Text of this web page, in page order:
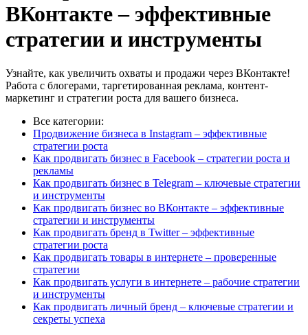
ВКонтакте – эффективные
стратегии и инструменты
Узнайте, как увеличить охваты и продажи через ВКонтакте!
Работа с блогерами, таргетированная реклама, контент-
маркетинг и стратегии роста для вашего бизнеса.
Все категории:
Продвижение бизнеса в Instagram – эффективные
стратегии роста
Как продвигать бизнес в Facebook – стратегии роста и
рекламы
Как продвигать бизнес в Telegram – ключевые стратегии
и инструменты
Как продвигать бизнес во ВКонтакте – эффективные
стратегии и инструменты
Как продвигать бренд в Twitter – эффективные
стратегии роста
Как продвигать товары в интернете – проверенные
стратегии
Как продвигать услуги в интернете – рабочие стратегии
и инструменты
Как продвигать личный бренд – ключевые стратегии и
секреты успеха